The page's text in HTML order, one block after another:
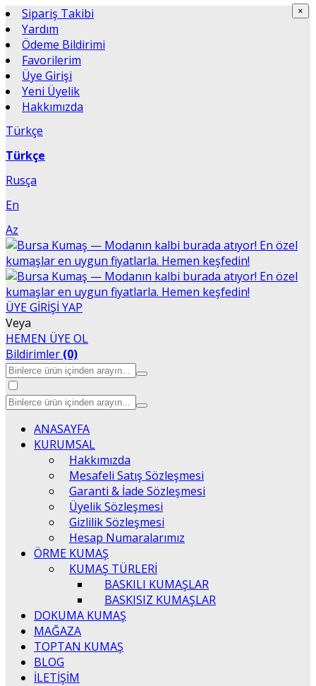
Sipariş Takibi
Yardım
Ödeme Bildirimi
Favorilerim
Üye Girişi
Yeni Üyelik
Hakkımızda
Türkçe
Türkçe
Rusça
En
Az
ÜYE GİRİŞİ YAP
Veya
HEMEN ÜYE OL
Bildirimler (0)
ANASAYFA
KURUMSAL
Hakkımızda
Mesafeli Satış Sözleşmesi
Garanti & İade Sözleşmesi
Üyelik Sözleşmesi
Gizlilik Sözleşmesi
Hesap Numaralarımız
ÖRME KUMAŞ
KUMAŞ TÜRLERİ
BASKILI KUMAŞLAR
BASKISIZ KUMAŞLAR
DOKUMA KUMAŞ
MAĞAZA
TOPTAN KUMAŞ
BLOG
İLETİŞİM
×
×